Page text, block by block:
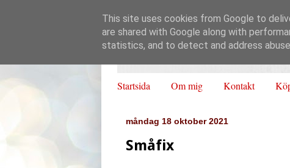
Startsida Om mig Kontakt
måndag 18 oktober 2021
Småfix
This site uses cookies from Google to
are shared with Google along with
statistics, and to detect and address